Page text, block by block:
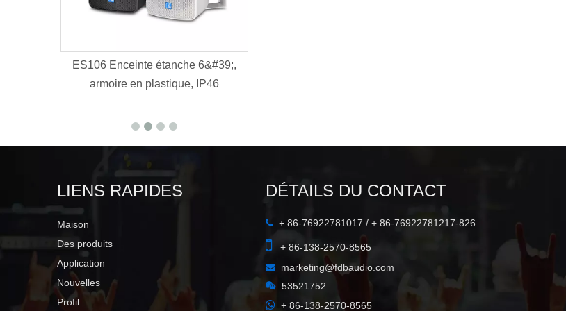
ES106 Enceinte étanche 6&#39;,
armoire en plastique, IP46
LIENS RAPIDES
Maison
Des produits
Application
Nouvelles
Profil
DÉTAILS DU CONTACT
 + 86-76922781017 / + 86-76922781217-826
 + 86-138-2570-8565
 marketing@fdbaudio.com
 53521752
 + 86-138-2570-8565